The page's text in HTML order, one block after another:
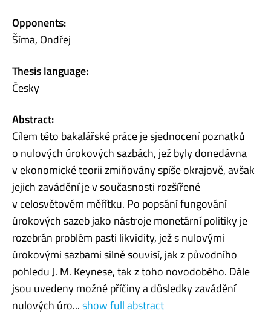
Opponents:
Šíma, Ondřej
Thesis language:
Česky
Abstract:
Cílem této bakalářské práce je sjednocení poznatků
o nulových úrokových sazbách, jež byly donedávna
v ekonomické teorii zmiňovány spíše okrajově, avšak
jejich zavádění je v současnosti rozšířené
v celosvětovém měřítku. Po popsání fungování
úrokových sazeb jako nástroje monetární politiky je
rozebrán problém pasti likvidity, jež s nulovými
úrokovými sazbami silně souvisí, jak z původního
pohledu J. M. Keynese, tak z toho novodobého. Dále
jsou uvedeny možné příčiny a důsledky zavádění
nulových úro...show full abstract